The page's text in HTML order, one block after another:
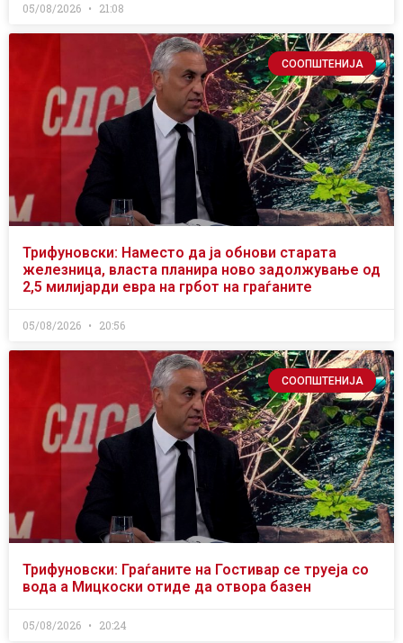
05/08/2026 21:08
СООПШТЕНИЈА
Трифуновски: Наместо да ја обнови старата
железница, власта планира ново задолжување од
2,5 милијарди евра на грбот на граѓаните
05/08/2026 20:56
СООПШТЕНИЈА
Трифуновски: Граѓаните на Гостивар се труеја со
вода а Мицкоски отиде да отвора базен
05/08/2026 20:24